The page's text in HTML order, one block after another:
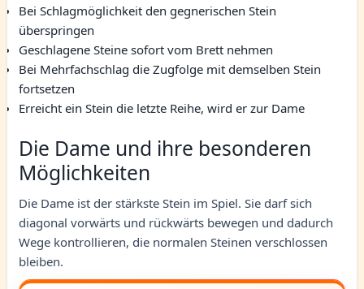
Bei Schlagmöglichkeit den gegnerischen Stein
überspringen
Geschlagene Steine sofort vom Brett nehmen
Bei Mehrfachschlag die Zugfolge mit demselben Stein
fortsetzen
Erreicht ein Stein die letzte Reihe, wird er zur Dame
Die Dame und ihre besonderen
Möglichkeiten
Die Dame ist der stärkste Stein im Spiel. Sie darf sich
diagonal vorwärts und rückwärts bewegen und dadurch
Wege kontrollieren, die normalen Steinen verschlossen
bleiben.